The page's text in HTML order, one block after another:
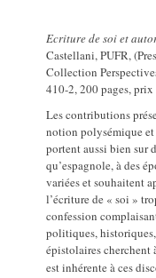
Ecriture de soi et
Castellani, PUFR,
Collection
410-2, 200 pages,
Les contributions
notion polysémique
portent aussi bien sur
qu’espagnole, à des
variées et souhaitent
l’écriture de « soi »
confession
politiques,
épistolaires cherchent
est inhérente à ces